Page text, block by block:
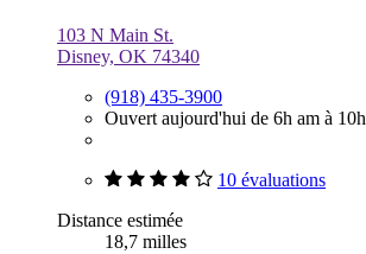
103 N Main St.
Disney, OK 74340
(918) 435-3900
Ouvert aujourd'hui de 6h am à
10 évaluations
Distance estimée
18,7 milles